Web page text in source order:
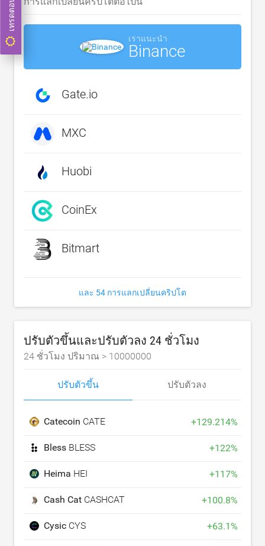
เราแนะนำ
Binance
Gate.io
MXC
Huobi
CoinEx
Bitmart
และ 54 การแลกเปลี่ยนคริปโต
ปรับตัวขึ้นและปรับตัวลง 24 ชั่วโมง
24 ชั่วโมง ปริมาณ > 10000000
ปรับตัวขึ้น ปรับตัวลง
Catecoin CATE +129.214%
Bless BLESS +122%
Heima HEI +117%
Cash Cat CASHCAT +100.8%
Cysic CYS +63.1%
เทรดตอนนี้